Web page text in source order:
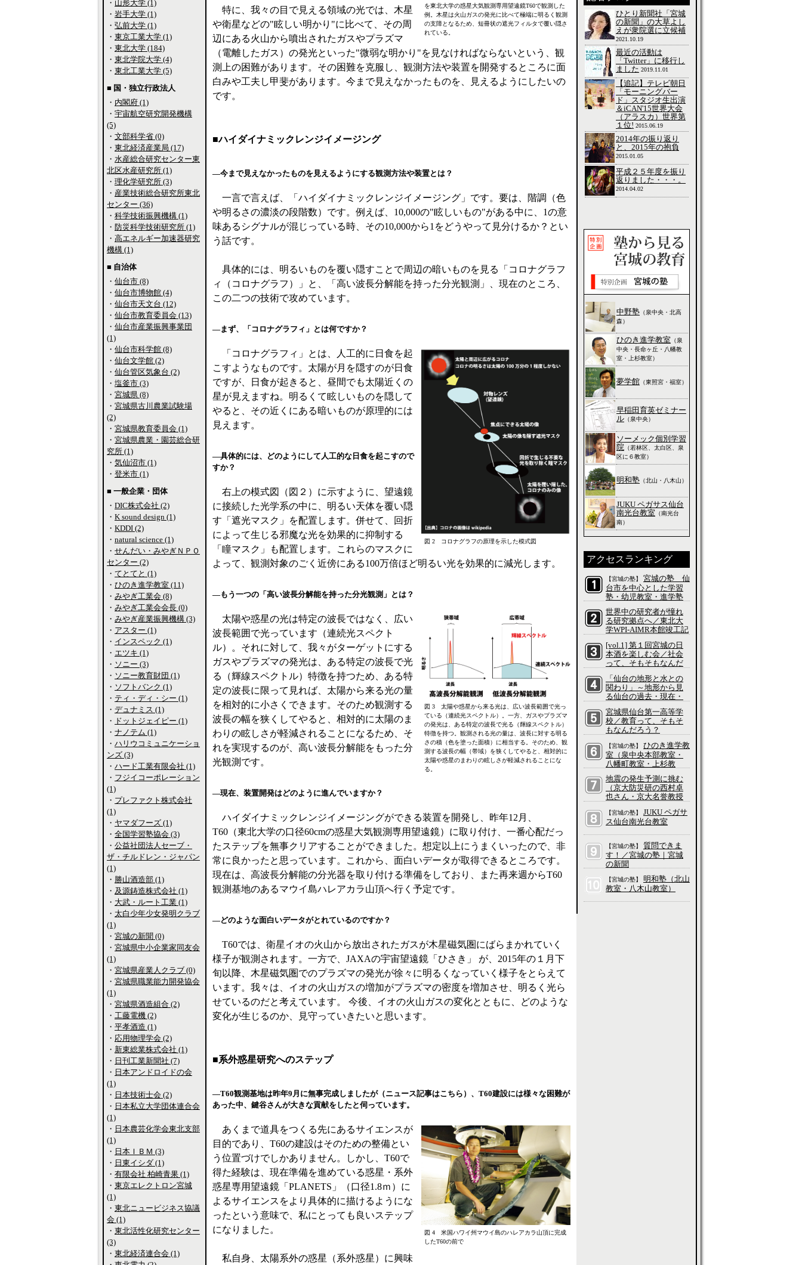
を東北大学の惑星大気観測専用望遠鏡T60で観測した
例。木星は火山ガスの発光に比べて極端に明るく観測
の支障となるため、短冊状の遮光フィルタで覆い隠さ
れている。
特に、我々の目で見える領域の光では、木星
や衛星などの"眩しい明かり"に比べて、その周
辺にある火山から噴出されたガスやプラズマ
（電離したガス）の発光といった"微弱な明かり"を見なければならないという、観
測上の困難があります。その困難を克服し、観測方法や装置を開発するところに面
白みや工夫し甲斐があります。今まで見えなかったものを、見えるようにしたいの
です。
■ハイダイナミックレンジイメージング
―今まで見えなかったものを見えるようにする観測方法や装置とは？
一言で言えば、「ハイダイナミックレンジイメージング」です。要は、階調（色
や明るさの濃淡の段階数）です。例えば、10,000の"眩しいもの"がある中に、1の意
味あるシグナルが混じっている時、その10,000から1をどうやって見分けるか？とい
う話です。
具体的には、明るいものを覆い隠すことで周辺の暗いものを見る「コロナグラフ
ィ（コロナグラフ）」と、「高い波長分解能を持った分光観測」、現在のところ、
この二つの技術で攻めています。
―まず、「コロナグラフィ」とは何ですか？
図 2 コロナグラフの原理を示した模式図
「コロナグラフィ」とは、人工的に日食を起
こすようなものです。太陽が月を隠すのが日食
ですが、日食が起きると、昼間でも太陽近くの
星が見えますね。明るくて眩しいものを隠して
やると、その近くにある暗いものが原理的には
見えます。
―具体的には、どのようにして人工的な日食を起こすので
すか？
右上の模式図（図２）に示すように、望遠鏡
に接続した光学系の中に、明るい天体を覆い隠
す「遮光マスク」を配置します。併せて、回折
によって生じる邪魔な光を効果的に抑制する
「瞳マスク」も配置します。これらのマスクに
よって、観測対象のごく近傍にある100万倍ほど明るい光を効果的に減光します。
―もう一つの「高い波長分解能を持った分光観測」とは？
図 3 太陽や惑星から来る光は、広い波長範囲で光っ
ている（連続光スペクトル）。一方、ガスやプラズマ
の発光は、ある特定の波長で光る（輝線スペクトル）
特徴を持つ。観測される光の量は、波長に対する明る
さの積（色を塗った面積）に相当する。そのため、観
測する波長の幅（帯域）を狭くしてやると、相対的に
太陽や惑星のまわりの眩しさが軽減されることにな
る。
太陽や惑星の光は特定の波長ではなく、広い
波長範囲で光っています（連続光スペクト
ル）。それに対して、我々がターゲットにする
ガスやプラズマの発光は、ある特定の波長で光
る（輝線スペクトル）特徴を持つため、ある特
定の波長に限って見れば、太陽から来る光の量
を相対的に小さくできます。そのため観測する
波長の幅を狭くしてやると、相対的に太陽のま
わりの眩しさが軽減されることになるため、そ
れを実現するのが、高い波長分解能をもった分
光観測です。
―現在、装置開発はどのように進んでいますか？
ハイダイナミックレンジイメージングができる装置を開発し、昨年12月、
T60（東北大学の口径60cmの惑星大気観測専用望遠鏡）に取り付け、一番心配だっ
たステップを無事クリアすることができました。想定以上にうまくいったので、非
常に良かったと思っています。これから、面白いデータが取得できるところです。
現在は、高波長分解能の分光器を取り付ける準備をしており、また再来週からT60
観測基地のあるマウイ島ハレアカラ山頂へ行く予定です。
―どのような面白いデータがとれているのですか？
T60では、衛星イオの火山から放出されたガスが木星磁気圏にばらまかれていく
様子が観測されます。一方で、JAXAの宇宙望遠鏡「ひさき」 が、2015年の１月下
旬以降、木星磁気圏でのプラズマの発光が徐々に明るくなっていく様子をとらえて
います。我々は、イオの火山ガスの増加がプラズマの密度を増加させ、明るく光ら
せているのだと考えています。 今後、イオの火山ガスの変化とともに、どのような
変化が生じるのか、見守っていきたいと思います。
■系外惑星研究へのステップ
―T60観測基地は昨年9月に無事完成しましたが（ニュース記事はこちら）、T60建設には様々な困難が
あった中、鍵谷さんが大きな貢献をしたと伺っています。
図 4 米国ハワイ州マウイ島のハレアカラ山頂に完成
したT60の前で
あくまで道具をつくる先にあるサイエンスが
目的であり、T60の建設はそのための整備とい
う位置づけでしかありません。しかし、T60で
得た経験は、現在準備を進めている惑星・系外
惑星専用望遠鏡「PLANETS」（口径1.8ｍ）に
よるサイエンスをより具体的に描けるようにな
ったという意味で、私にとっても良いステップ
になりました。
私自身、太陽系外の惑星（系外惑星）に興味
・ 山形大学 (1)
・ 岩手大学 (1)
・ 弘前大学 (1)
・ 東京工業大学 (1)
・ 東北大学 (184)
・ 東北学院大学 (4)
・ 東北工業大学 (5)
■ 国・独立行政法人
・ 内閣府 (1)
・ 宇宙航空研究開発機構
(5)
・ 文部科学省 (0)
・ 東北経済産業局 (17)
・ 水産総合研究センター東
北区水産研究所 (1)
・ 理化学研究所 (3)
・ 産業技術総合研究所東北
センター (36)
・ 科学技術振興機構 (1)
・ 防災科学技術研究所 (1)
・ 高エネルギー加速器研究
機構 (1)
■ 自治体
・ 仙台市 (8)
・ 仙台市博物館 (4)
・ 仙台市天文台 (12)
・ 仙台市教育委員会 (13)
・ 仙台市産業振興事業団
(1)
・ 仙台市科学館 (8)
・ 仙台文学館 (2)
・ 仙台管区気象台 (2)
・ 塩釜市 (3)
・ 宮城県 (8)
・ 宮城県古川農業試験場
(2)
・ 宮城県教育委員会 (1)
・ 宮城県農業・園芸総合研
究所 (1)
・ 気仙沼市 (1)
・ 登米市 (1)
■ 一般企業・団体
・ DIC株式会社 (2)
・ K sound design (1)
・ KDDI (2)
・ natural science (1)
・ せんだい・みやぎＮＰＯ
センター (2)
・ てとてと (1)
・ ひのき進学教室 (11)
・ みやぎ工業会 (8)
・ みやぎ工業会会長 (0)
・ みやぎ産業振興機構 (3)
・ アスター (1)
・ インスペック (1)
・ エツキ (1)
・ ソニー (3)
・ ソニー教育財団 (1)
・ ソフトバンク (1)
・ ティ・ディ・シー (1)
・ デュナミス (1)
・ ドットジェイピー (1)
・ ナノテム (1)
・ ハリウコミュニケーショ
ンズ (3)
・ ハード工業有限会社 (1)
・ フジイコーポレーション
(1)
・ プレファクト株式会社
(1)
・ ヤマダフーズ (1)
・ 全国学習塾協会 (3)
・ 公益社団法人セーブ・
ザ・チルドレン・ジャパン
(1)
・ 勝山酒造部 (1)
・ 及源鋳造株式会社 (1)
・ 大武・ルート工業 (1)
・ 太白少年少女発明クラブ
(1)
・ 宮城の新聞 (0)
・ 宮城県中小企業家同友会
(1)
・ 宮城県産業人クラブ (0)
・ 宮城県職業能力開発協会
(1)
・ 宮城県酒造組合 (2)
・ 工藤電機 (2)
・ 平孝酒造 (1)
・ 応用物理学会 (2)
・ 新東総業株式会社 (1)
・ 日刊工業新聞社 (7)
・ 日本アンドロイドの会
(1)
・ 日本技術士会 (2)
・ 日本私立大学団体連合会
(1)
・ 日本農芸化学会東北支部
(1)
・ 日本ＩＢＭ (3)
・ 日東イシダ (1)
・ 有限会社 柏崎青果 (1)
・ 東京エレクトロン宮城
(1)
・ 東北ニュービジネス協議
会 (1)
・ 東北活性化研究センター
(3)
・ 東北経済連合会 (1)
ひとり新聞社「宮城
の新聞」の大草よし
えが衆院選に立候補
2021.10.19
最近の活動は
「Twitter」に移行し
ました 2019.11.01
【追記】テレビ朝日
「モーニングバー
ド」スタジオ生出演
＆iCAN'15世界大会
（アラスカ）世界第
１位! 2015.06.19
2014年の振り返り
と、2015年の抱負
2015.01.05
平成２５年度を振り
返りました・・・。
2014.04.02
中野塾 （泉中央・北高
森）
ひのき進学教室 （泉
中央・長命ヶ丘・八幡教
室・上杉教室）
夢学館 （東照宮・福室）
早稲田育英ゼミナー
ル （泉中央）
ソーメック個別学習
院 （若林区、太白区、泉
区に６教室）
明和塾 （北山・八木山）
JUKU ペガサス仙台
南光台教室 （南光台
南）
アクセスランキング
【宮城の塾】
宮城の塾 仙
台市を中心とした学習
塾・幼児教室・進学塾
の特集
世界中の研究者が憧れ
る研究拠点へ／東北大
学WPI-AIMR本館竣工記
もそもなんだろう？
[vol.1] 第１回宮城の日
本酒を楽しむ会／社会
って、そもそもなんだ
「仙台の地形と水との
関わり」～地形から見
る仙台の過去・現在・
もそもなんだろう？
宮城県仙台第一高等学
校／教育って、そもそ
もなんだろう？
【宮城の塾】
ひのき進学教
室（泉中央本部教室・
八幡町教室・上杉教
室・五橋教室・長町教
室・愛子教室・吉成教
室・大和町教室、他）
地震の発生予測に挑む
（京大防災研の西村卓
也さん・京大名誉教授
く）／科学って、そも
そもなんだろう？
【宮城の塾】
JUKU ペガサ
ス仙台南光台教室
【宮城の塾】
質問できま
す！／宮城の塾｜宮城
の新聞
【宮城の塾】
明和塾（北山
教室・八木山教室）